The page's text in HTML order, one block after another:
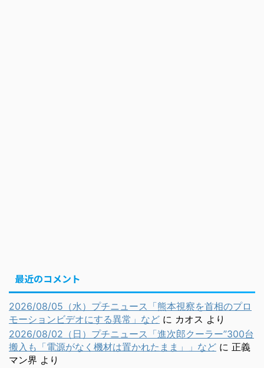
最近のコメント
2026/08/05（水）プチニュース「熊本視察を首相のプロ
モーションビデオにする異常」など に カオス より
2026/08/02（日）プチニュース「進次郎クーラー”300台
搬入も「電源がなく機材は置かれたまま」」など に 正義
マン界 より